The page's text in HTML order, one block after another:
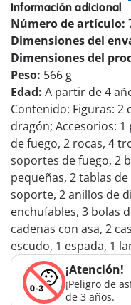
Información adicional
Número de artículo:
Dimensiones del
Dimensiones del
Peso: 566 g
Edad: A partir de 4
Contenido: Figuras: 2
dragón; Accesorios: 1
de fuego, 2 rocas, 4
soportes de fuego, 2
pequeñas, 2 tablas
soporte, 2 anillos de
enchufables, 3 bolas
cadenas con asa, 2
escudo, 1 espada, 1
¡Atención!
¡Peligro de
de 3 años.